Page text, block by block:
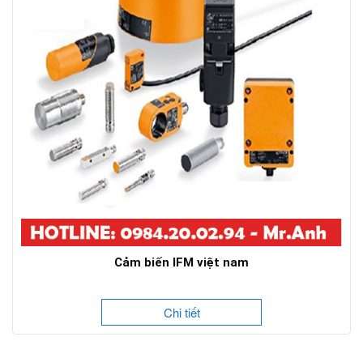
Cảm biến IFM việt nam
Chi tiết